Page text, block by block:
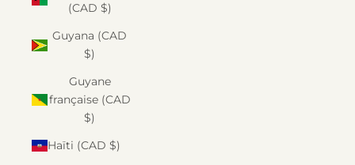
(CAD $)
Guyana (CAD
$)
Guyane
française (CAD
$)
Haïti (CAD $)